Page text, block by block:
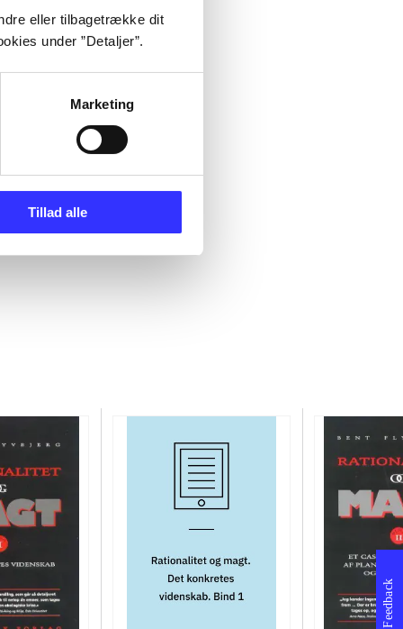
eller tilbagetrække dit
under ”Detaljer”.
Marketing
Tillad alle
Feedback